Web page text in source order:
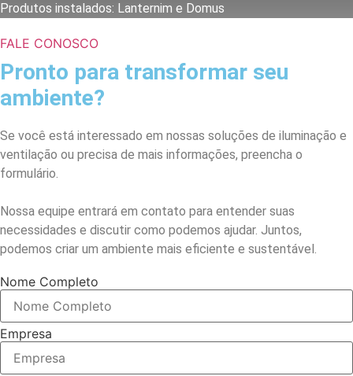
Produtos instalados: Lanternim e Domus
FALE CONOSCO
Pronto para transformar seu
ambiente?
Se você está interessado em nossas soluções de iluminação e
ventilação ou precisa de mais informações, preencha o
formulário.
Nossa equipe entrará em contato para entender suas
necessidades e discutir como podemos ajudar. Juntos,
podemos criar um ambiente mais eficiente e sustentável.
Nome Completo
Empresa